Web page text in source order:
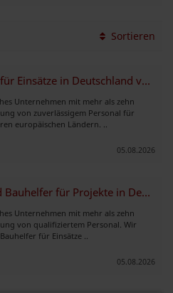
Sortieren
Zuverlässige Hilfsarbeiter für Einsätze in Deutschland verfügbar
Unternehmen mit mehr als zehn
von zuverlässigem Personal für
europäischen Ländern. ..
05.08.2026
Erfahrene Bauarbeiter und Bauhelfer für Projekte in Deutschland verfüg
Unternehmen mit mehr als zehn
von qualifiziertem Personal. Wir
für Einsätze ..
05.08.2026